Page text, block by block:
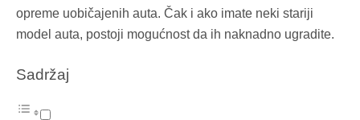
opreme uobičajenih auta. Čak i ako imate neki stariji
model auta, postoji mogućnost da ih naknadno ugradite.
Sadržaj